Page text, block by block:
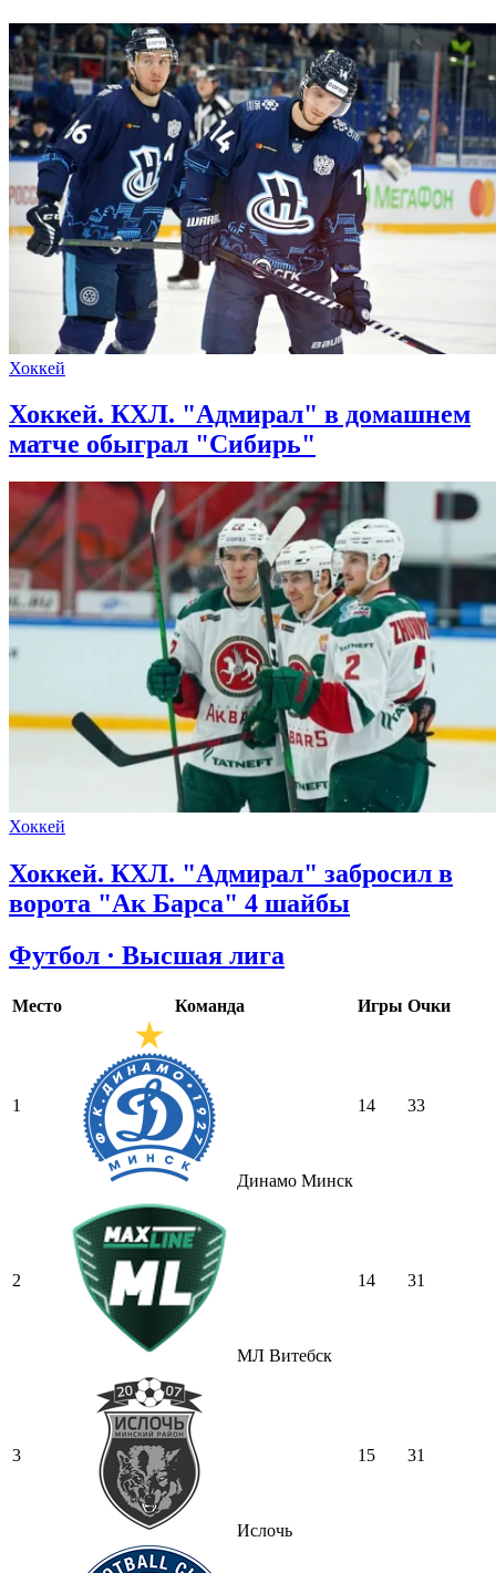
Хоккей
Хоккей. КХЛ. "Адмирал" в домашнем
матче обыграл "Сибирь"
Хоккей
Хоккей. КХЛ. "Адмирал" забросил в
ворота "Ак Барса" 4 шайбы
Футбол · Высшая лига
Место Команда Игры Очки
1
Динамо Минск
14 33
2
МЛ Витебск
14 31
3
Ислочь
15 31